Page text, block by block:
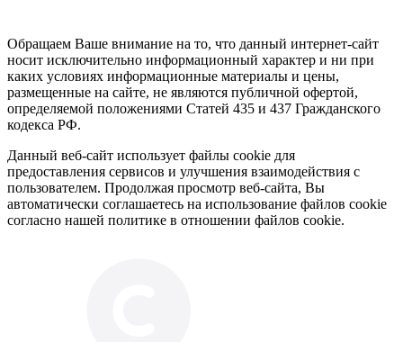
Обращаем Ваше внимание на то, что данный интернет-сайт
носит исключительно информационный характер и ни при
каких условиях информационные материалы и цены,
размещенные на сайте, не являются публичной офертой,
определяемой положениями Статей 435 и 437 Гражданского
кодекса РФ.
Данный веб-сайт использует файлы cookie для
предоставления сервисов и улучшения взаимодействия с
пользователем. Продолжая просмотр веб-сайта, Вы
автоматически соглашаетесь на использование файлов cookie
согласно нашей политике в отношении файлов cookie.